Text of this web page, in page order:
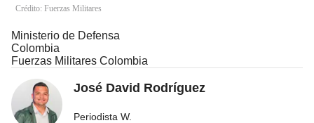
Crédito: Fuerzas Militares
Ministerio de Defensa
Colombia
Fuerzas Militares Colombia
José David Rodríguez
Periodista W.